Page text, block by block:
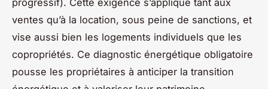
ventes qu’à la location, sous peine de sanctions, et
vise aussi bien les logements individuels que les
copropriétés. Ce diagnostic énergétique obligatoire
pousse les propriétaires à anticiper la transition